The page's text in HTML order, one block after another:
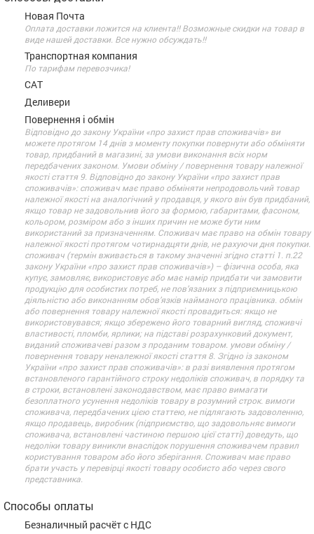
Новая Почта
Оплата доставки ложится на клиента!! Возможные скидки на товар в
виде нашей доставки. Все нужно обсуждать!!
Транспортная компания
По тарифам перевозчика!
САТ
Деливери
Повернення і обмін
Відповідно до закону України «про захист прав споживачів» ви
можете протягом 14 днів з моменту покупки повернути або обміняти
товар, придбаний в магазині, за умови виконання всіх норм
передбачених законом. Умови обміну / повернення товару належної
якості стаття 9. Відповідно до закону України «про захист прав
споживачів»: споживач має право обміняти непродовольчий товар
належної якості на аналогічний у продавця, у якого він був придбаний,
якщо товар не задовольнив його за формою, габаритами, фасоном,
кольором, розміром або з інших причин не може бути ним
використаний за призначенням. Споживач має право на обмін товару
належної якості протягом чотирнадцяти днів, не рахуючи дня покупки.
споживач (термін вживається в такому значенні згідно статті 1. п.22
закону України «про захист прав споживачів») – фізична особа, яка
купує, замовляє, використовує або має намір придбати чи замовити
продукцію для особистих потреб, не пов’язаних з підприємницькою
діяльністю або виконанням обов’язків найманого працівника. обмін
або повернення товару належної якості провадиться: якщо не
використовувався; якщо збережено його товарний вигляд, споживчі
властивості, пломби, ярлики; на підставі розрахунковий документ,
виданий споживачеві разом з проданим товаром. умови обміну /
повернення товару неналежної якості стаття 8. Згідно із законом
України «про захист прав споживачів»: в разі виявлення протягом
встановленого гарантійного строку недоліків споживач, в порядку та
в строки, встановлені законодавством, має право вимагати
безоплатного усунення недоліків товару в розумний строк. вимоги
споживача, передбачених цією статтею, не підлягають задоволенню,
якщо продавець, виробник (підприємство, що задовольняє вимоги
споживача, встановлені частиною першою цієї статті) доведуть, що
недоліки товару виникли внаслідок порушення споживачем правил
користування товаром або його зберігання. Споживач має право
брати участь у перевірці якості товару особисто або через свого
представника.
Способы оплаты
Безналичный расчёт с НДС